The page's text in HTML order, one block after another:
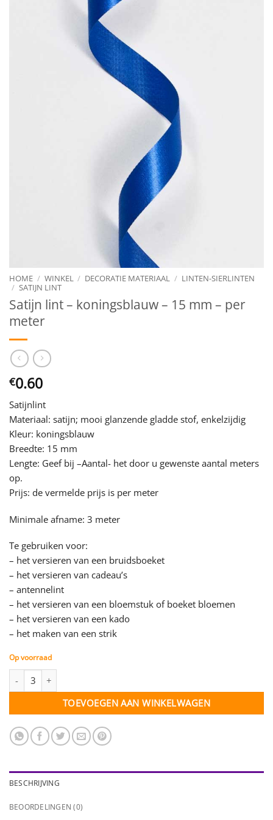
HOME / WINKEL / DECORATIE MATERIAAL / LINTEN-SIERLINTEN
/ SATIJN LINT
Satijn lint – koningsblauw – 15 mm – per
meter
€0.60
Satijnlint
Materiaal: satijn; mooi glanzende gladde stof, enkelzijdig
Kleur: koningsblauw
Breedte: 15 mm
Lengte: Geef bij –Aantal- het door u gewenste aantal meters
op.
Prijs: de vermelde prijs is per meter
Minimale afname: 3 meter
Te gebruiken voor:
– het versieren van een bruidsboeket
– het versieren van cadeau’s
– antennelint
– het versieren van een bloemstuk of boeket bloemen
– het versieren van een kado
– het maken van een strik
Op voorraad
Satijn lint - koningsblauw - 15 mm - per meter aantal
TOEVOEGEN AAN WINKELWAGEN
BESCHRIJVING
BEOORDELINGEN (0)